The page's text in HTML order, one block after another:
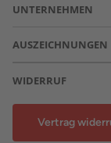
UNTERNEHMEN
AUSZEICHNUNGEN
WIDERRUF
Vertrag